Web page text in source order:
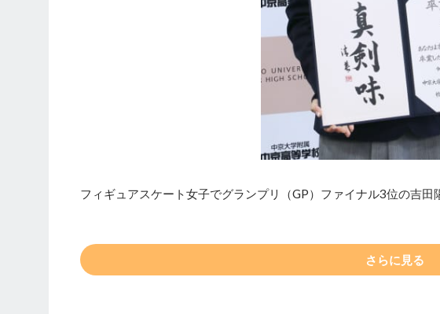
フィギュアスケート女子でグランプリ（GP）ファイナル3位の吉
さらに見る